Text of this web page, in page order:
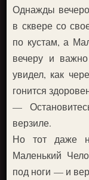
Однажды
в сквере со
по кустам, а
вечеру и
увидел, как
гонится
—
верзиле.
Но тот даже
Маленький
под ноги — и